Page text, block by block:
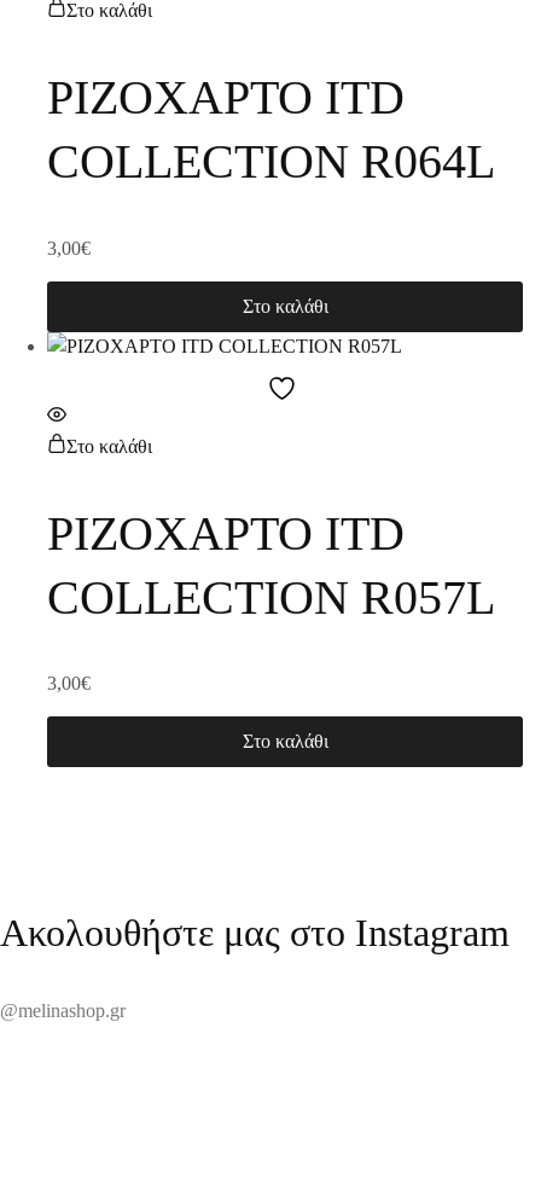
Στο καλάθι
ΡΙΖΟΧΑΡΤΟ ITD
COLLECTION R064L
3,00€
Στο καλάθι
Στο καλάθι
ΡΙΖΟΧΑΡΤΟ ITD
COLLECTION R057L
3,00€
Στο καλάθι
Ακολουθήστε μας στο Instagram
@melinashop.gr